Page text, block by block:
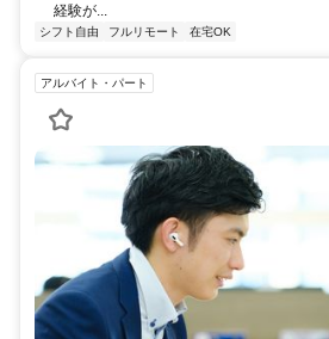
経験が...
シフト自由 フルリモート 在宅OK
アルバイト・パート